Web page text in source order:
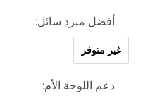
أفضل مبرد سائل:
غير متوفر
دعم اللوحة الأم: